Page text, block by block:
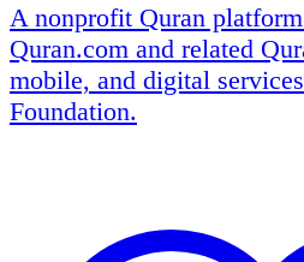
A nonprofit Quran
Quran.com and related
mobile, and digital
Foundation.